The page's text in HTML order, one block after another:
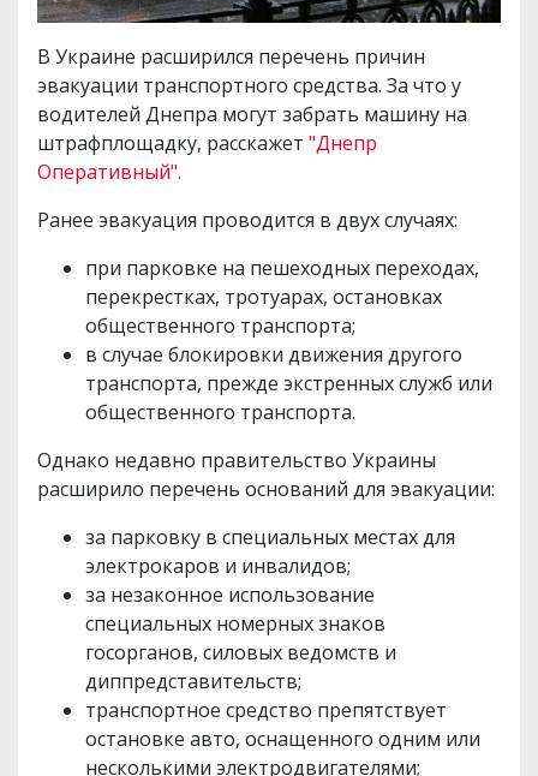
В Украине расширился перечень причин
эвакуации транспортного средства. За что у
водителей Днепра могут забрать машину на
штрафплощадку, расскажет "Днепр
Оперативный".
Ранее эвакуация проводится в двух случаях:
при парковке на пешеходных переходах,
перекрестках, тротуарах, остановках
общественного транспорта;
в случае блокировки движения другого
транспорта, прежде экстренных служб или
общественного транспорта.
Однако недавно правительство Украины
расширило перечень оснований для эвакуации:
за парковку в специальных местах для
электрокаров и инвалидов;
за незаконное использование
специальных номерных знаков
госорганов, силовых ведомств и
диппредставительств;
транспортное средство препятствует
остановке авто, оснащенного одним или
несколькими электродвигателями;